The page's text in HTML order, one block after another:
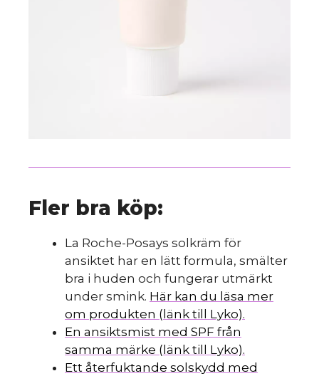
Fler bra köp:
La Roche-Posays solkräm för
ansiktet har en lätt formula, smälter
bra i huden och fungerar utmärkt
under smink. Här kan du läsa mer
om produkten (länk till Lyko).
En ansiktsmist med SPF från
samma märke (länk till Lyko).
Ett återfuktande solskydd med